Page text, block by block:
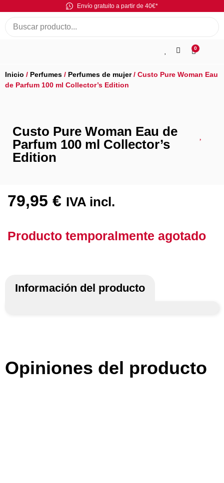
Envío gratuito a partir de 40€*
0
Inicio / Perfumes / Perfumes de mujer/ Custo Pure Woman Eau
de Parfum 100 ml Collector’s Edition
Custo Pure Woman Eau de
Parfum 100 ml Collector’s
Edition
79,95 € IVA incl.
Producto temporalmente agotado
Información del producto
Opiniones del producto